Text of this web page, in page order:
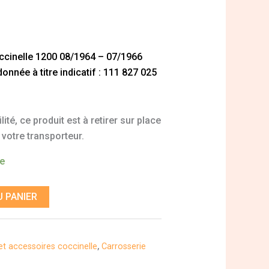
1200 08/1964 – 07/1966
à titre indicatif : 111 827 025
ce produit est à retirer sur place
transporteur.
PANIER
accessoires coccinelle,Carrosserie